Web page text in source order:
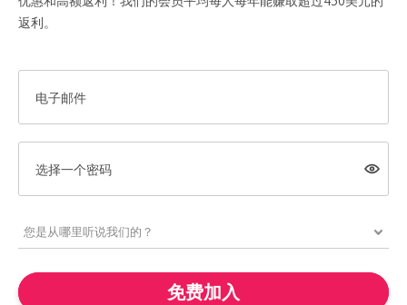
返利。
电子邮件
选择一个密码
免费加入